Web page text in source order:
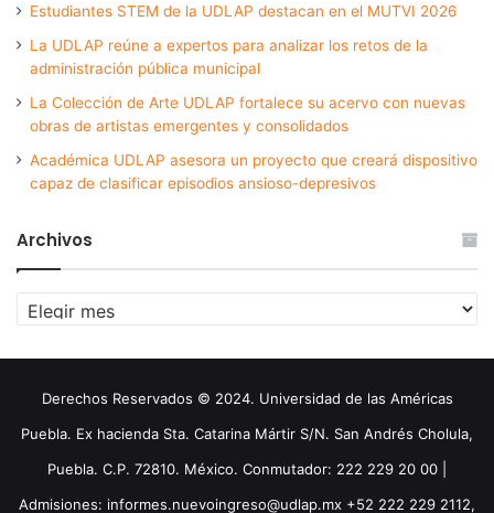
Estudiantes STEM de la UDLAP destacan en el MUTVI 2026
La UDLAP reúne a expertos para analizar los retos de la
administración pública municipal
La Colección de Arte UDLAP fortalece su acervo con nuevas
obras de artistas emergentes y consolidados
Académica UDLAP asesora un proyecto que creará dispositivo
capaz de clasificar episodios ansioso-depresivos
Archivos
Archivos
Derechos Reservados © 2024. Universidad de las Américas
Puebla. Ex hacienda Sta. Catarina Mártir S/N. San Andrés Cholula,
Puebla. C.P. 72810. México. Conmutador: 222 229 20 00 |
Admisiones: informes.nuevoingreso@udlap.mx +52 222 229 2112,